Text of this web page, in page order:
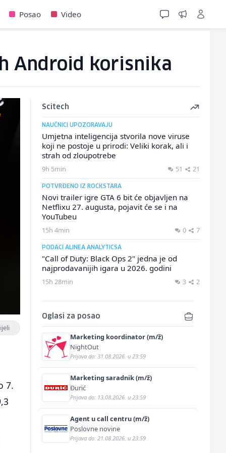
Posao Video
Android korisnika
7.
Scitech
NAUČNICI UPOZORAVAJU
Umjetna inteligencija stvorila nove viruse
koji ne postoje u prirodi: Veliki korak, ali i
strah od zloupotrebe
9h 5min 51 21
POTVRĐENO IZ ROCKSTARA
Novi trailer igre GTA 6 bit će objavljen na
Netflixu 27. augusta, pojavit će se i na
YouTubeu
15h 4min 0 7
PODACI ALINEA ANALYTICSA
"Call of Duty: Black Ops 2" jedna je od
najprodavanijih igara u 2026. godini
15h 28min 3 2
Oglasi za posao
Marketing koordinator (m/ž)
NightOut
Prijava do: 31.08.2026. u 23:59
Marketing saradnik (m/ž)
Đurić
Prijava do: 13.08.2026. u 23:59
Agent u call centru (m/ž)
Poslovne novine
Prijava do: 21.08.2026. u 23:59